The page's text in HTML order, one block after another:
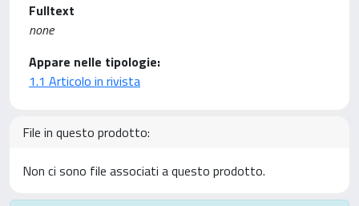
Fulltext
none
Appare nelle tipologie:
1.1 Articolo in rivista
File in questo prodotto:
Non ci sono file associati a questo prodotto.